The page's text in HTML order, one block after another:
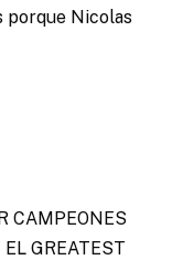
porque Nicolas
CAMPEONES
GREATEST